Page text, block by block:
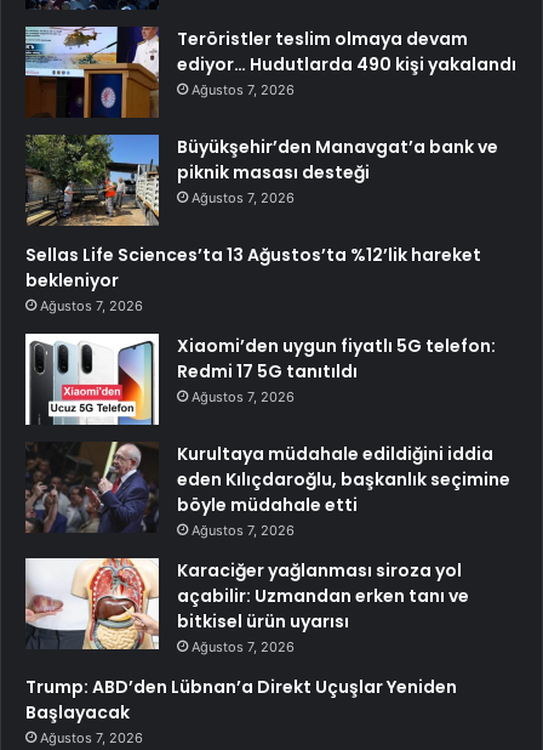
Teröristler teslim olmaya devam
ediyor… Hudutlarda 490 kişi yakalandı
Ağustos 7, 2026
Büyükşehir’den Manavgat’a bank ve
piknik masası desteği
Ağustos 7, 2026
Sellas Life Sciences’ta 13 Ağustos’ta %12’lik hareket
bekleniyor
Ağustos 7, 2026
Xiaomi’den uygun fiyatlı 5G telefon:
Redmi 17 5G tanıtıldı
Ağustos 7, 2026
Kurultaya müdahale edildiğini iddia
eden Kılıçdaroğlu, başkanlık seçimine
böyle müdahale etti
Ağustos 7, 2026
Karaciğer yağlanması siroza yol
açabilir: Uzmandan erken tanı ve
bitkisel ürün uyarısı
Ağustos 7, 2026
Trump: ABD’den Lübnan’a Direkt Uçuşlar Yeniden
Başlayacak
Ağustos 7, 2026